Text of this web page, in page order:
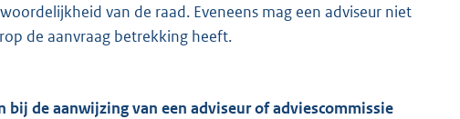
van de raad. Eveneens mag een adviseur niet
de aanvraag betrekking heeft.
de aanwijzing van een adviseur of adviescommissie